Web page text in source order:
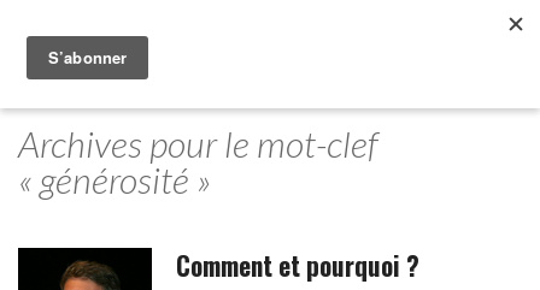
Archives pour le mot-clef
« générosité »
Comment et pourquoi ?